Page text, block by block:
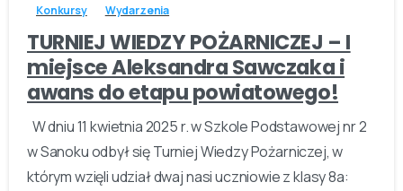
Konkursy Wydarzenia
TURNIEJ WIEDZY POŻARNICZEJ – I
miejsce Aleksandra Sawczaka i
awans do etapu powiatowego!
W dniu 11 kwietnia 2025 r. w Szkole Podstawowej nr 2
w Sanoku odbył się Turniej Wiedzy Pożarniczej, w
którym wzięli udział dwaj nasi uczniowie z klasy 8a: